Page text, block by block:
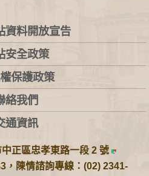
資料開放宣告
安全政策
保護政策
絡我們
通資訊
正區忠孝東路一段 2 號
，陳情諮詢專線：(02) 2341-